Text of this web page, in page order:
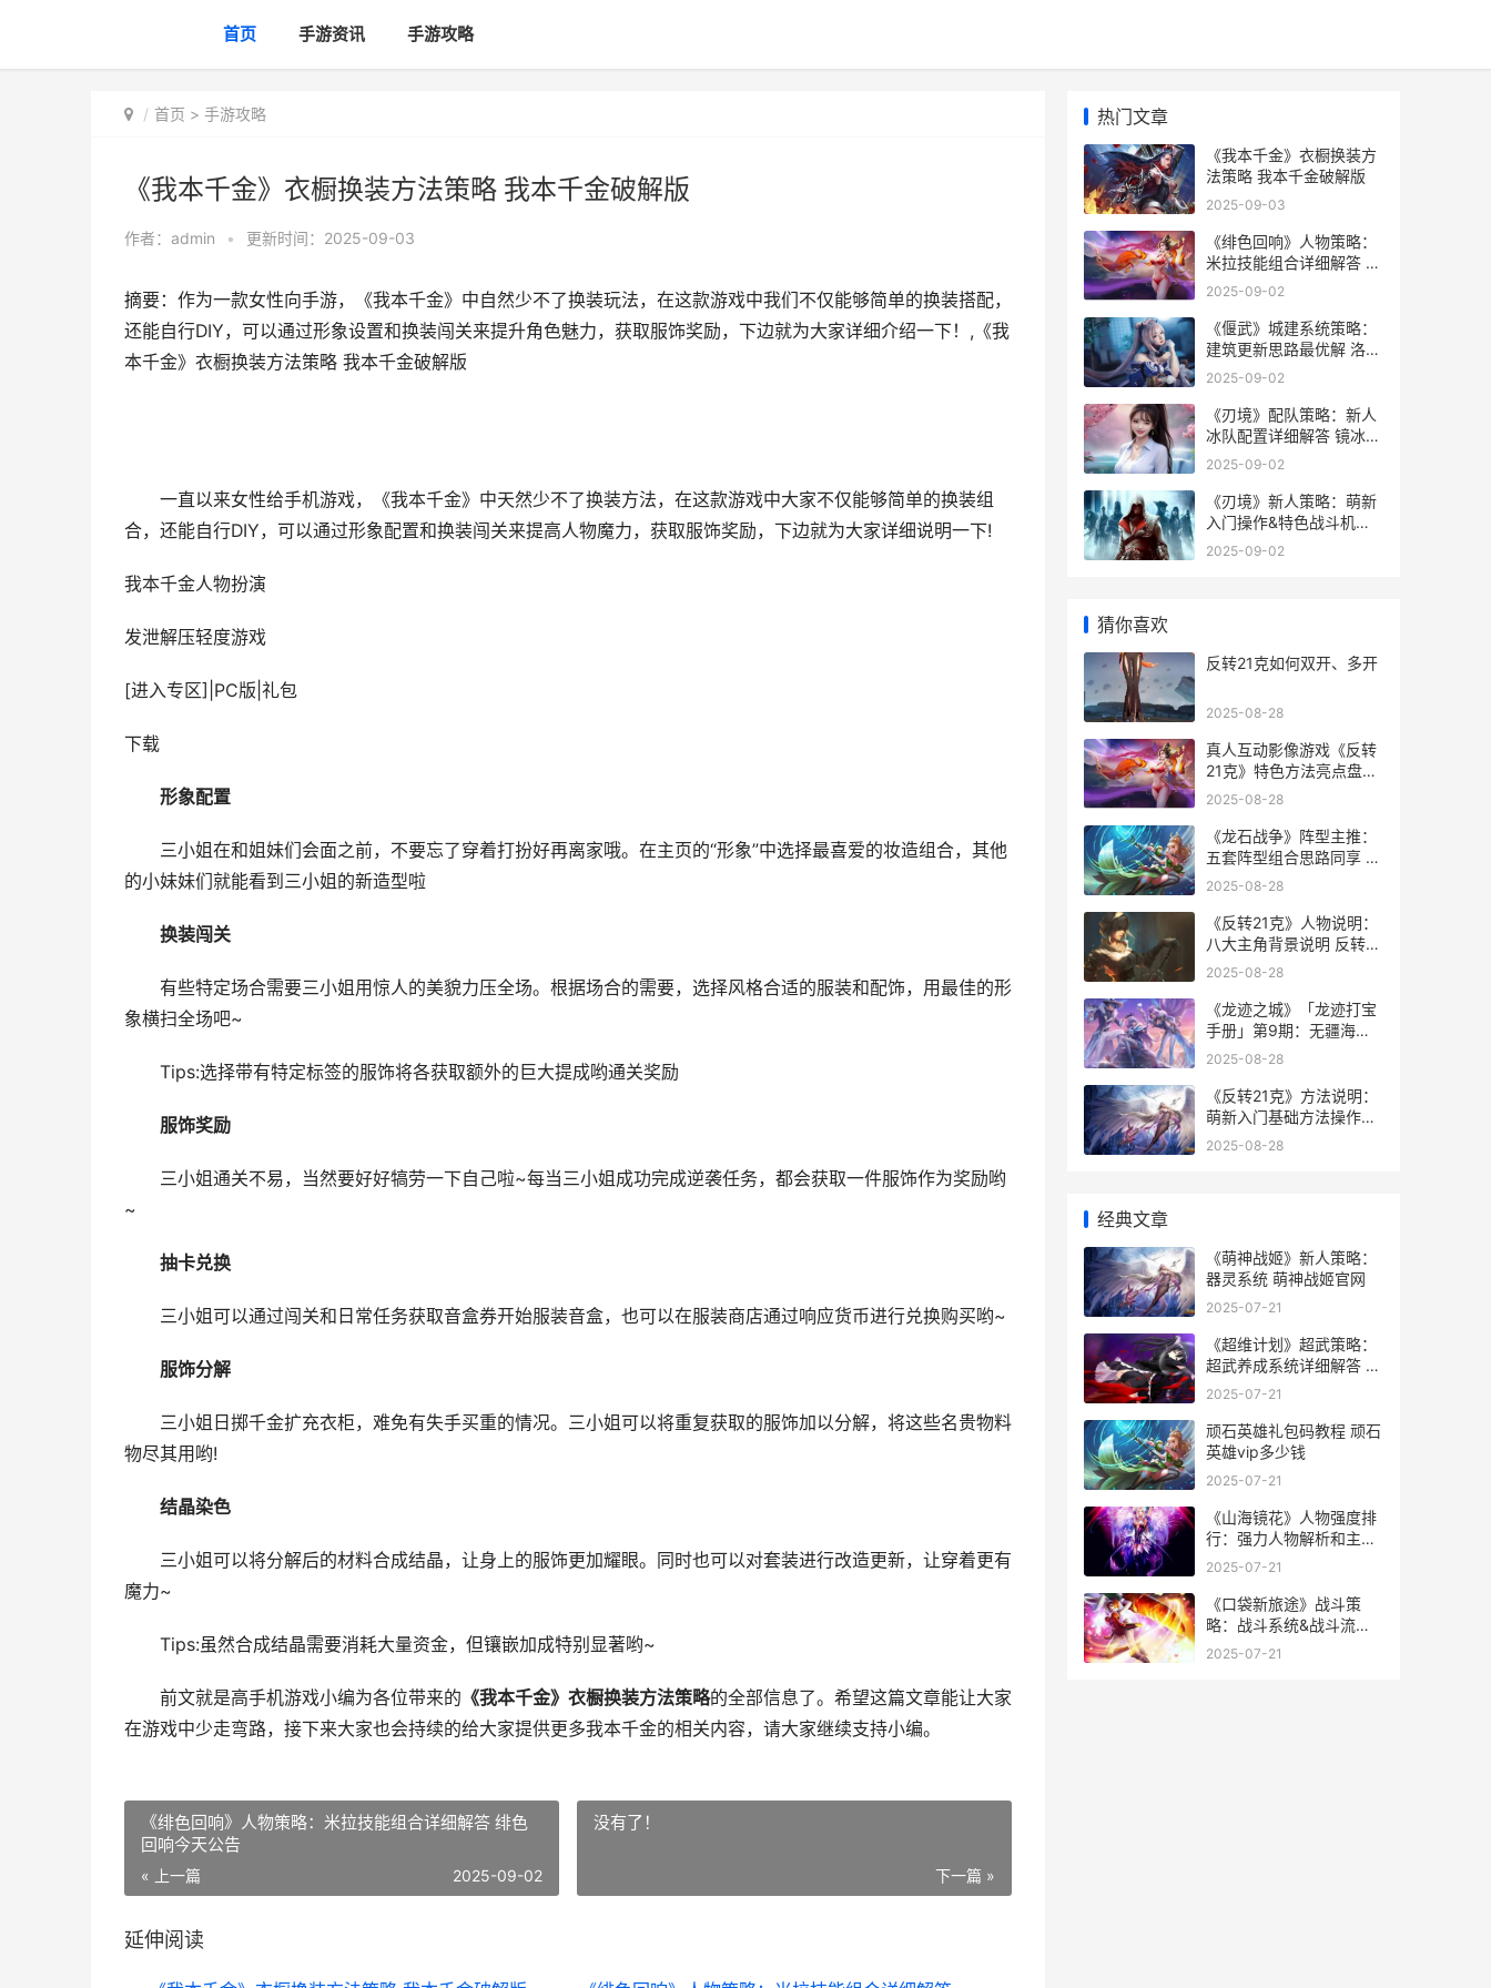
首页 手游资讯 手游攻略
首页 > 手游攻略
《我本千金》衣橱换装方法策略 我本千金破解版
作者： admin • 更新时间：2025-09-03
摘要：作为一款女性向手游，《我本千金》中自然少不了换装玩法，在这款游戏中我们不仅能够简单的换装搭配，
还能自行DIY，可以通过形象设置和换装闯关来提升角色魅力，获取服饰奖励，下边就为大家详细介绍一下！,《我
本千金》衣橱换装方法策略 我本千金破解版
一直以来女性给手机游戏，《我本千金》中天然少不了换装方法，在这款游戏中大家不仅能够简单的换装组
合，还能自行DIY，可以通过形象配置和换装闯关来提高人物魔力，获取服饰奖励，下边就为大家详细说明一下!
我本千金人物扮演
发泄解压轻度游戏
[进入专区] PC版 礼包
下载
形象配置
三小姐在和姐妹们会面之前，不要忘了穿着打扮好再离家哦。在主页的“形象”中选择最喜爱的妆造组合，其他
的小妹妹们就能看到三小姐的新造型啦
换装闯关
有些特定场合需要三小姐用惊人的美貌力压全场。根据场合的需要，选择风格合适的服装和配饰，用最佳的形
象横扫全场吧~
Tips:选择带有特定标签的服饰将各获取额外的巨大提成哟通关奖励
服饰奖励
三小姐通关不易，当然要好好犒劳一下自己啦~每当三小姐成功完成逆袭任务，都会获取一件服饰作为奖励哟
~
抽卡兑换
三小姐可以通过闯关和日常任务获取音盒券开始服装音盒，也可以在服装商店通过响应货币进行兑换购买哟~
服饰分解
三小姐日掷千金扩充衣柜，难免有失手买重的情况。三小姐可以将重复获取的服饰加以分解，将这些名贵物料
物尽其用哟!
结晶染色
三小姐可以将分解后的材料合成结晶，让身上的服饰更加耀眼。同时也可以对套装进行改造更新，让穿着更有
魔力~
Tips:虽然合成结晶需要消耗大量资金，但镶嵌加成特别显著哟~
前文就是高手机游戏小编为各位带来的 《我本千金》衣橱换装方法策略的全部信息了。希望这篇文章能让大家
在游戏中少走弯路，接下来大家也会持续的给大家提供更多我本千金的相关内容，请大家继续支持小编。
《绯色回响》人物策略：米拉技能组合详细解答 绯色
回响今天公告
« 上一篇 2025-09-02
没有了！
下一篇 »
延伸阅读
热门文章
《我本千金》衣橱换装方
法策略 我本千金破解版
2025-09-03
《绯色回响》人物策略：
米拉技能组合详细解答 绯
色回响今天公告
2025-09-02
《偃武》城建系统策略：
建筑更新思路最优解 洛阳
偃武文化有限公司
2025-09-02
《刃境》配队策略：新人
冰队配置详细解答 镜冰刃
幻境有特效吗
2025-09-02
《刃境》新人策略：萌新
入门操作&特色战斗机制
详细解答 镜冰刃幻境
2025-09-02
猜你喜欢
反转21克如何双开、多开
2025-08-28
真人互动影像游戏《反转
21克》特色方法亮点盘点
真人互动类游戏2020
2025-08-28
《龙石战争》阵型主推：
五套阵型组合思路同享 龙
诗战争外传
2025-08-28
《反转21克》人物说明：
八大主角背景说明 反转人
生百度百科
2025-08-28
《龙迹之城》「龙迹打宝
手册」第9期：无疆海域
龙迹旅行
2025-08-28
《反转21克》方法说明：
萌新入门基础方法操作图
解 反转ulb
2025-08-28
经典文章
《萌神战姬》新人策略：
器灵系统 萌神战姬官网
2025-07-21
《超维计划》超武策略：
超武养成系统详细解答 超
维计算
2025-07-21
顽石英雄礼包码教程 顽石
英雄vip多少钱
2025-07-21
《山海镜花》人物强度排
行：强力人物解析和主推
山海镜花讲的是什么
2025-07-21
《口袋新旅途》战斗策
略：战斗系统&战斗流程
诀窍详细解答 口袋新旅途
2025-07-21